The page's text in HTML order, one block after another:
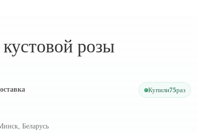
розы
Купили75раз
Беларусь